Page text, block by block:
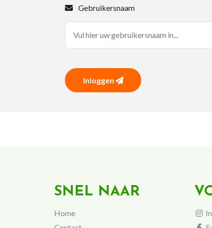
Gebruikersnaam
Inloggen
SNEL NAAR
Home